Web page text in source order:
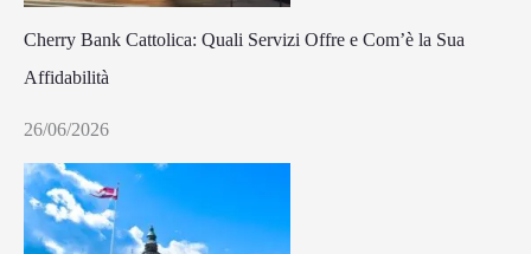
Cherry Bank Cattolica: Quali Servizi Offre e Com’è la Sua
Affidabilità
26/06/2026